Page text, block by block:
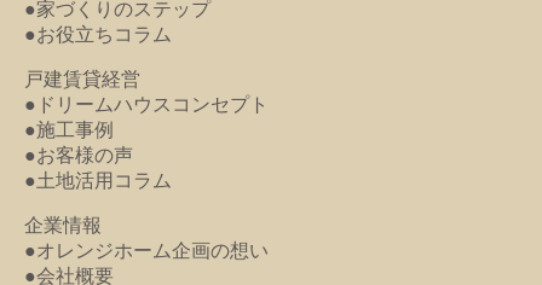
●家づくりのステップ
●お役立ちコラム
戸建賃貸経営
●ドリームハウスコンセプト
●施工事例
●お客様の声
●土地活用コラム
企業情報
●オレンジホーム企画の想い
●会社概要